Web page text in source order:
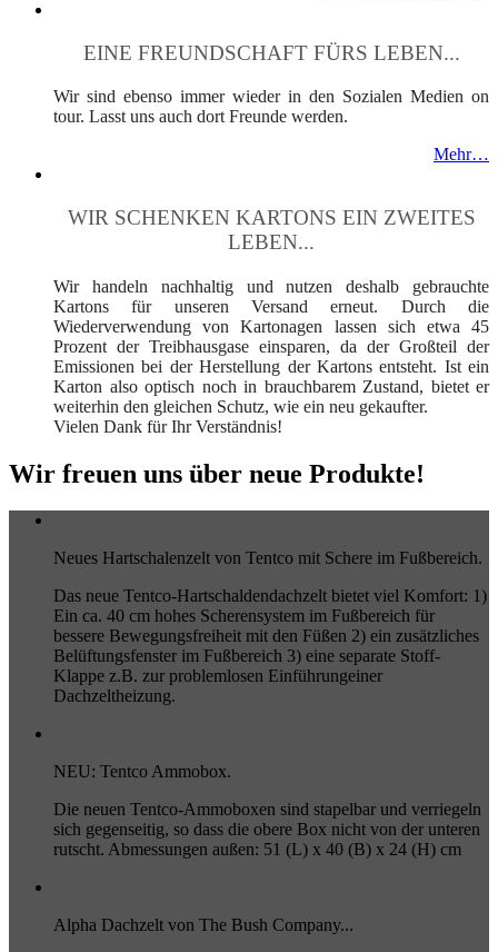
EINE FREUNDSCHAFT FÜRS LEBEN...
Wir sind ebenso immer wieder in den Sozialen Medien on
tour. Lasst uns auch dort Freunde werden.
Mehr…
WIR SCHENKEN KARTONS EIN ZWEITES
LEBEN...
Wir handeln nachhaltig und nutzen deshalb gebrauchte
Kartons für unseren Versand erneut. Durch die
Wiederverwendung von Kartonagen lassen sich etwa 45
Prozent der Treibhausgase einsparen, da der Großteil der
Emissionen bei der Herstellung der Kartons entsteht. Ist ein
Karton also optisch noch in brauchbarem Zustand, bietet er
weiterhin den gleichen Schutz, wie ein neu gekaufter.
Vielen Dank für Ihr Verständnis!
Wir freuen uns über neue Produkte!
Neues Hartschalenzelt von Tentco mit Schere im Fußbereich.
Das neue Tentco-Hartschaldendachzelt bietet viel Komfort: 1)
Ein ca. 40 cm hohes Scherensystem im Fußbereich für
bessere Bewegungsfreiheit mit den Füßen 2) ein zusätzliches
Belüftungsfenster im Fußbereich 3) eine separate Stoff-
Klappe z.B. zur problemlosen Einführungeiner
Dachzeltheizung.
NEU: Tentco Ammobox.
Die neuen Tentco-Ammoboxen sind stapelbar und verriegeln
sich gegenseitig, so dass die obere Box nicht von der unteren
rutscht. Abmessungen außen: 51 (L) x 40 (B) x 24 (H) cm
Alpha Dachzelt von The Bush Company...